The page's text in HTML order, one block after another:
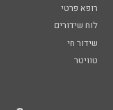
רופא פרטי
לוח שידורים
שידור חי
טוויטר